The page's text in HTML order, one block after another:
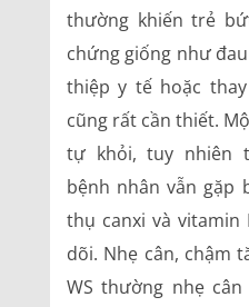
thường khiến trẻ
chứng giống như
thiệp y tế hoặc
cũng rất cần thiết.
tự khỏi, tuy nhiên
bệnh nhân vẫn gặp
thụ canxi và
dõi. Nhẹ cân, chậm
WS thường nhẹ